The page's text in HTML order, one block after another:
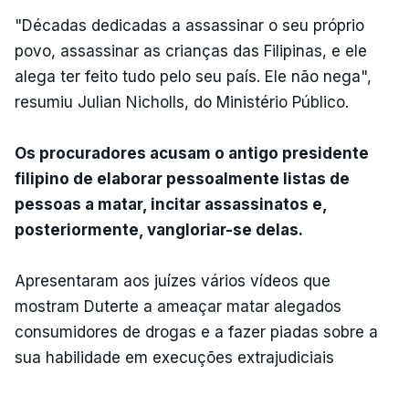
"Décadas dedicadas a assassinar o seu próprio
povo, assassinar as crianças das Filipinas, e ele
alega ter feito tudo pelo seu país. Ele não nega",
resumiu Julian Nicholls, do Ministério Público.
Os procuradores acusam o antigo presidente
filipino de elaborar pessoalmente listas de
pessoas a matar, incitar assassinatos e,
posteriormente, vangloriar-se delas.
Apresentaram aos juízes vários vídeos que
mostram Duterte a ameaçar matar alegados
consumidores de drogas e a fazer piadas sobre a
sua habilidade em execuções extrajudiciais